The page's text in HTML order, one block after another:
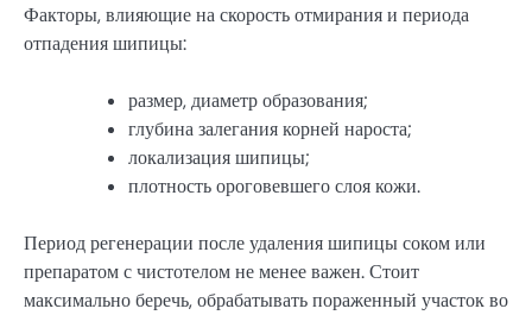
Факторы, влияющие на скорость отмирания и периода
отпадения шипицы:
размер, диаметр образования;
глубина залегания корней нароста;
локализация шипицы;
плотность ороговевшего слоя кожи.
Период регенерации после удаления шипицы соком или
препаратом с чистотелом не менее важен. Стоит
максимально беречь, обрабатывать пораженный участок во